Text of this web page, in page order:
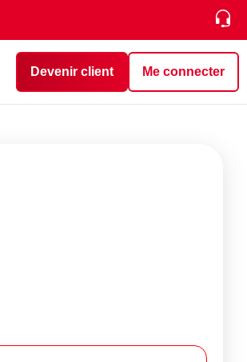
Devenir client Me connecter